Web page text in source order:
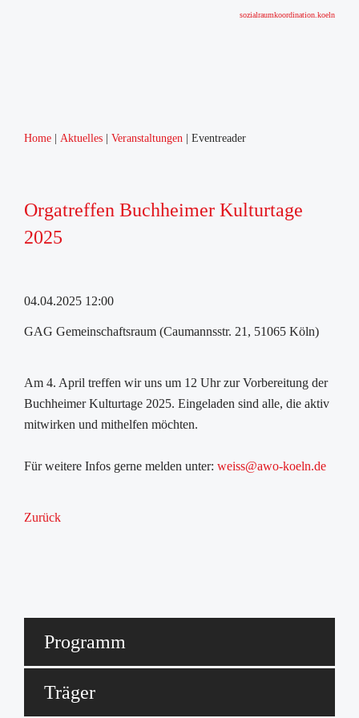
sozialraumkoordination.koeln
Home Aktuelles Veranstaltungen Eventreader
Orgatreffen Buchheimer Kulturtage
2025
04.04.2025 12:00
GAG Gemeinschaftsraum (Caumannsstr. 21, 51065 Köln)
Am 4. April treffen wir uns um 12 Uhr zur Vorbereitung der
Buchheimer Kulturtage 2025. Eingeladen sind alle, die aktiv
mitwirken und mithelfen möchten.
Für weitere Infos gerne melden unter: weiss@awo-koeln.de
Zurück
Programm
Träger